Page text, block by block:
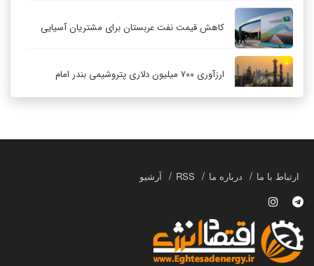
صادرات کالای صنعتی از ۴۲۰ واحد تولیدی البرز
نصب نیروگاه‌های خورشیدی در ۳۰ مدرسه شهر تهران
کاهش ۳۲ درصدی مشعل‌سوزی در پالایشگاه اول